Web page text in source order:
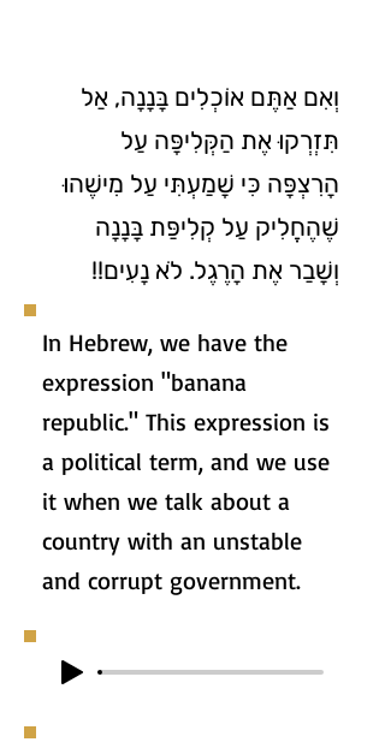
וְאִם אַתֶּם אוֹכְלִים בָּנָנָה, אַל
תִּזְרְקוּ אֶת הַקְּלִיפָּה עַל
הָרִצְפָּה כִּי שָׁמַעְתִּי עַל מִישֶׁהוּ
שֶׁהֶחֱלִיק עַל קְלִיפַּת בָּנָנָה
וְשָׁבַר אֶת הָרֶגֶל. לֹא נָעִים!!
In Hebrew, we have the
expression "banana
republic." This expression is
a political term, and we use
it when we talk about a
country with an unstable
and corrupt government.